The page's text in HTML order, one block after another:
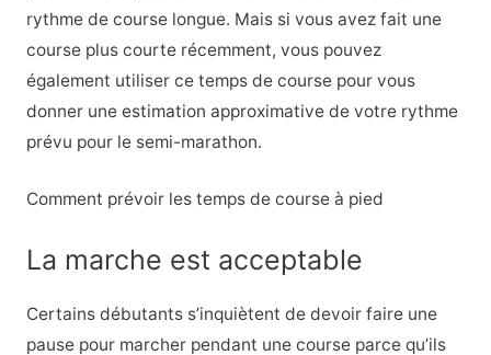
rythme de course longue. Mais si vous avez fait une
course plus courte récemment, vous pouvez
également utiliser ce temps de course pour vous
donner une estimation approximative de votre rythme
prévu pour le semi-marathon.
Comment prévoir les temps de course à pied
La marche est acceptable
Certains débutants s’inquiètent de devoir faire une
pause pour marcher pendant une course parce qu’ils